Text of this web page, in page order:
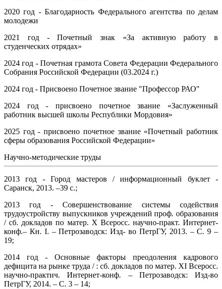
2020 год - Благодарность Федерального агентства по делам
молодежи
2021 год - Почетный знак «За активную работу в
студенческих отрядах»
2024 год - Почетная грамота Совета Федерации Федерального
Собрания Российской Федерации (03.2024 г.)
2024 год - Присвоено Почетное звание "Профессор РАО"
2024 год - присвоено почетное звание «Заслуженный
работник высшей школы Республики Мордовия»
2025 год - присвоено почетное звание «Почетный работник
сферы образования Российской Федерации»
Научно-методические труды
2013 год - Город мастеров / информационный буклет -
Саранск, 2013. –39 с.;
2013 год - Совершенствование системы содействия
трудоустройству выпускников учреждений проф. образования
/ сб. докладов по матер. X Всеросс. научно-практ. Интернет-
конф.– Кн. I. – Петрозаводск: Изд- во ПетрГУ, 2013. – С. 9 –
19;
2014 год - Основные факторы преодоления кадрового
дефицита на рынке труда / : сб. докладов по матер. XI Всеросс.
научно-практич. Интернет-конф. – Петрозаводск: Изд-во
ПетрГУ, 2014. – С. 3 – 14;